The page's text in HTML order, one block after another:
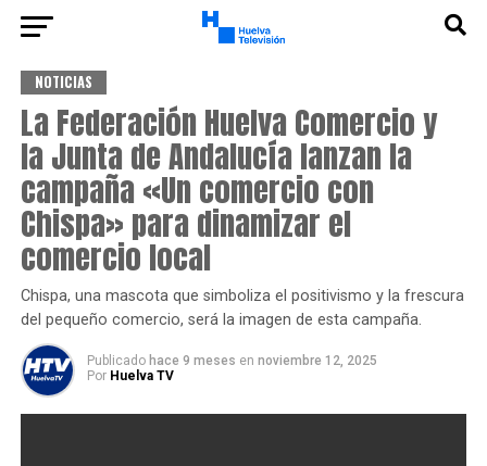
NOTICIAS
La Federación Huelva Comercio y
la Junta de Andalucía lanzan la
campaña «Un comercio con
Chispa» para dinamizar el
comercio local
Chispa, una mascota que simboliza el positivismo y la frescura
del pequeño comercio, será la imagen de esta campaña.
Publicado hace 9 meses en noviembre 12, 2025
Por Huelva TV